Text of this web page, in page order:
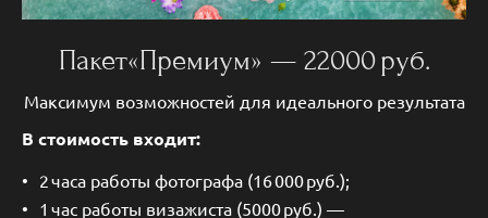
Пакет«Премиум» — 22000 руб.
Максимум возможностей для идеального результата
В стоимость входит:
2 часа работы фотографа (16 000 руб.);
1 час работы визажиста (5000 руб.) —